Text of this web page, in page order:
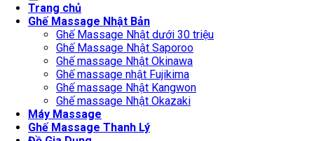
Trang chủ
Ghế Massage Nhật Bản
Ghế Massage Nhật dưới 30 triệu
Ghế Massage Nhật Saporoo
Ghế massage Nhật Okinawa
Ghế massage nhật Fujikima
Ghế massage Nhật Kangwon
Ghế massage Nhật Okazaki
Máy Massage
Ghế Massage Thanh Lý